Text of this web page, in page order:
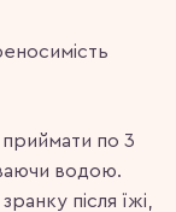
по 3
водою.
після їжі,